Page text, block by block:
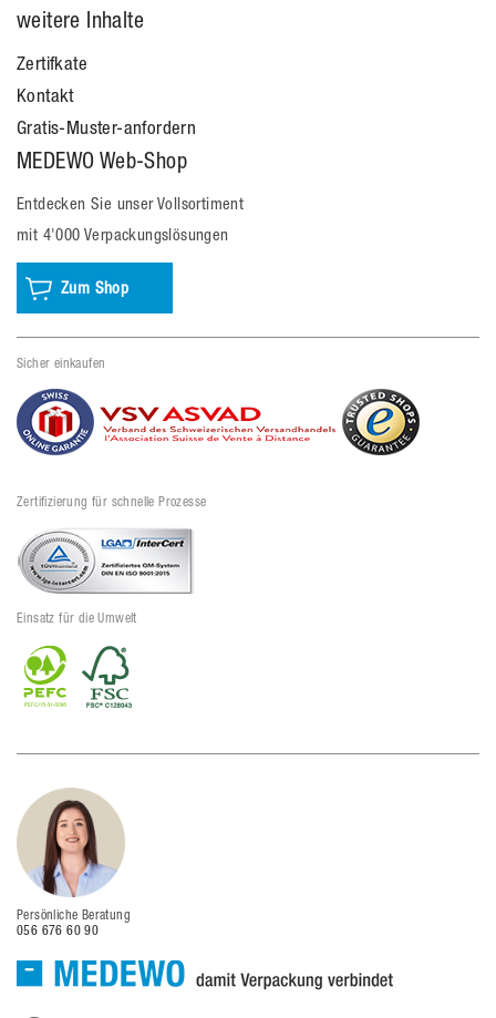
weitere Inhalte
Zertifkate
Kontakt
Gratis-Muster-anfordern
MEDEWO Web-Shop
Entdecken Sie unser Vollsortiment
mit 4'000 Verpackungslösungen
Zum Shop
Sicher einkaufen
Zertifizierung für schnelle Prozesse
Einsatz für die Umwelt
Persönliche Beratung
056 676 60 90